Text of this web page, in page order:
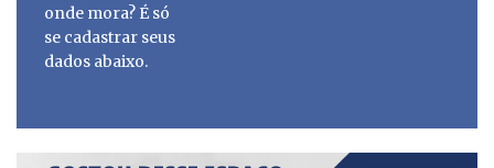
onde mora? É só
se cadastrar seus
dados abaixo.